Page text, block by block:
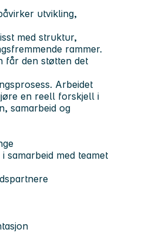
utvikling,
med struktur,
rammer.
får den støtten det
Arbeidet
en reell forskjell i
samarbeid og
samarbeid med teamet